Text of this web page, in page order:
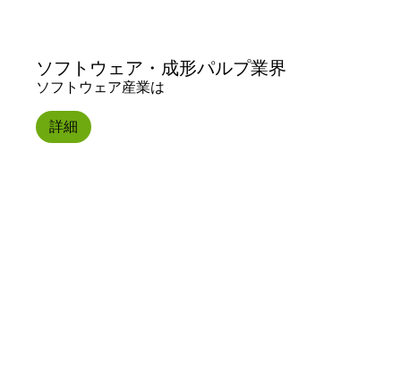
ソフトウェア・成形パルプ業界
ソフトウェア産業は
詳細